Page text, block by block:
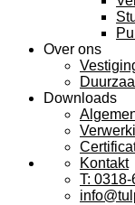
Over ons
Downloads
Kontakt
T: